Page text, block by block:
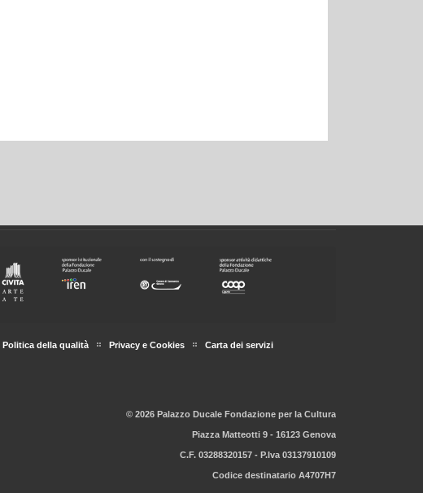
Politica della qualità Privacy e Cookies Carta dei servizi
© 2026 Palazzo Ducale Fondazione per la Cultura
Piazza Matteotti 9 - 16123 Genova
C.F. 03288320157 - P.Iva 03137910109
Codice destinatario A4707H7